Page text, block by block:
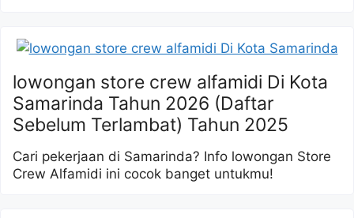
lowongan store crew alfamidi Di Kota
Samarinda Tahun 2026 (Daftar
Sebelum Terlambat) Tahun 2025
Cari pekerjaan di Samarinda? Info lowongan Store
Crew Alfamidi ini cocok banget untukmu!